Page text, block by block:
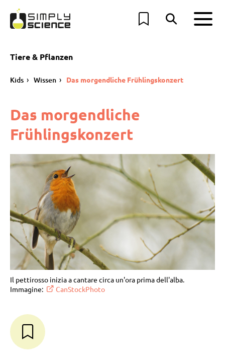
Tiere & Pflanzen
Kids Wissen Das morgendliche Frühlingskonzert
Das morgendliche
Frühlingskonzert
Il pettirosso inizia a cantare circa un'ora prima dell'alba.
Immagine:
CanStockPhoto